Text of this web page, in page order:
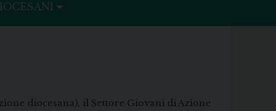
diocesana), il Settore Giovani di Azione